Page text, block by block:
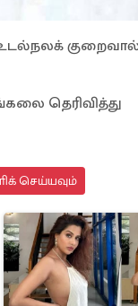
உடல்நலக்
தெரிவித்து
செய்யவும்